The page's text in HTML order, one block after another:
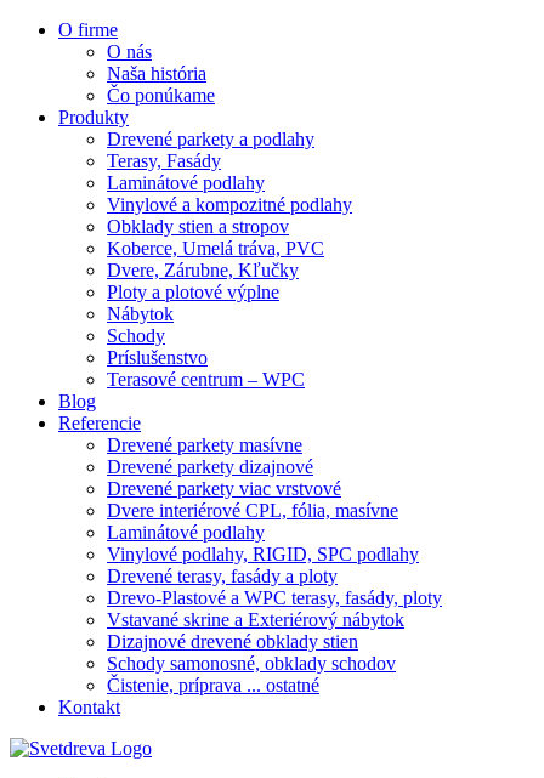
O firme
O nás
Naša história
Čo ponúkame
Produkty
Drevené parkety a podlahy
Terasy, Fasády
Laminátové podlahy
Vinylové a kompozitné podlahy
Obklady stien a stropov
Koberce, Umelá tráva, PVC
Dvere, Zárubne, Kľučky
Ploty a plotové výplne
Nábytok
Schody
Príslušenstvo
Terasové centrum – WPC
Blog
Referencie
Drevené parkety masívne
Drevené parkety dizajnové
Drevené parkety viac vrstvové
Dvere interiérové CPL, fólia, masívne
Laminátové podlahy
Vinylové podlahy, RIGID, SPC podlahy
Drevené terasy, fasády a ploty
Drevo-Plastové a WPC terasy, fasády, ploty
Vstavané skrine a Exteriérový nábytok
Dizajnové drevené obklady stien
Schody samonosné, obklady schodov
Čistenie, príprava ... ostatné
Kontakt